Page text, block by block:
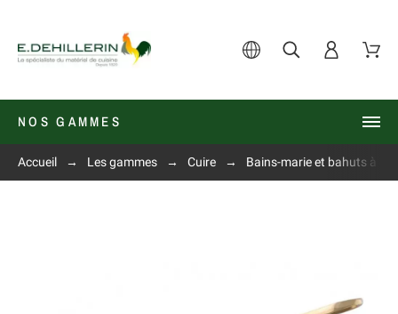
NOS GAMMES
Accueil Les gammes Cuire Bains-marie et bahuts à